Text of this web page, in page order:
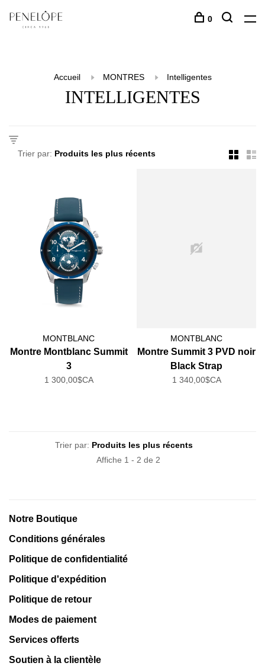
0
Accueil MONTRES Intelligentes
INTELLIGENTES
Trier par:
MONTBLANC
Montre Montblanc Summit
3
1 300,00$CA
MONTBLANC
Montre Summit 3 PVD noir
Black Strap
1 340,00$CA
Trier par:
Affiche 1 - 2 de 2
Notre Boutique
Conditions générales
Politique de confidentialité
Politique d'expédition
Politique de retour
Modes de paiement
Services offerts
Soutien à la clientèle